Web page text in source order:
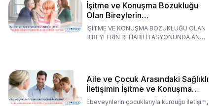
İşitme ve Konuşma Bozukluğu
Olan Bireylerin
Rehabilitasyonunda Ana
Babaların Tutumları
İŞİTME VE KONUŞMA BOZUKLUĞU OLAN
BİREYLERİN REHABİLİTASYONUNDA ANA
Aile ve Çocuk Arasındaki Sağlıklı
İletişimin İşitme ve Konuşma
Rehabilitasyonundaki Rolü
Ebeveynlerin çocuklarıyla kurduğu iletişim,